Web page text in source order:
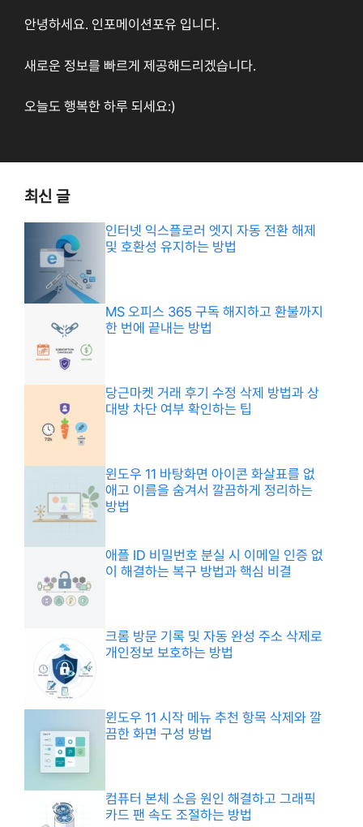
안녕하세요. 인포메이션포유 입니다.
새로운 정보를 빠르게 제공해드리겠습니다.
오늘도 행복한 하루 되세요:)
최신 글
인터넷 익스플로러 엣지 자동 전환 해제
및 호환성 유지하는 방법
MS 오피스 365 구독 해지하고 환불까지
한 번에 끝내는 방법
당근마켓 거래 후기 수정 삭제 방법과 상
대방 차단 여부 확인하는 팁
윈도우 11 바탕화면 아이콘 화살표를 없
애고 이름을 숨겨서 깔끔하게 정리하는
방법
애플 ID 비밀번호 분실 시 이메일 인증 없
이 해결하는 복구 방법과 핵심 비결
크롬 방문 기록 및 자동 완성 주소 삭제로
개인정보 보호하는 방법
윈도우 11 시작 메뉴 추천 항목 삭제와 깔
끔한 화면 구성 방법
컴퓨터 본체 소음 원인 해결하고 그래픽
카드 팬 속도 조절하는 방법